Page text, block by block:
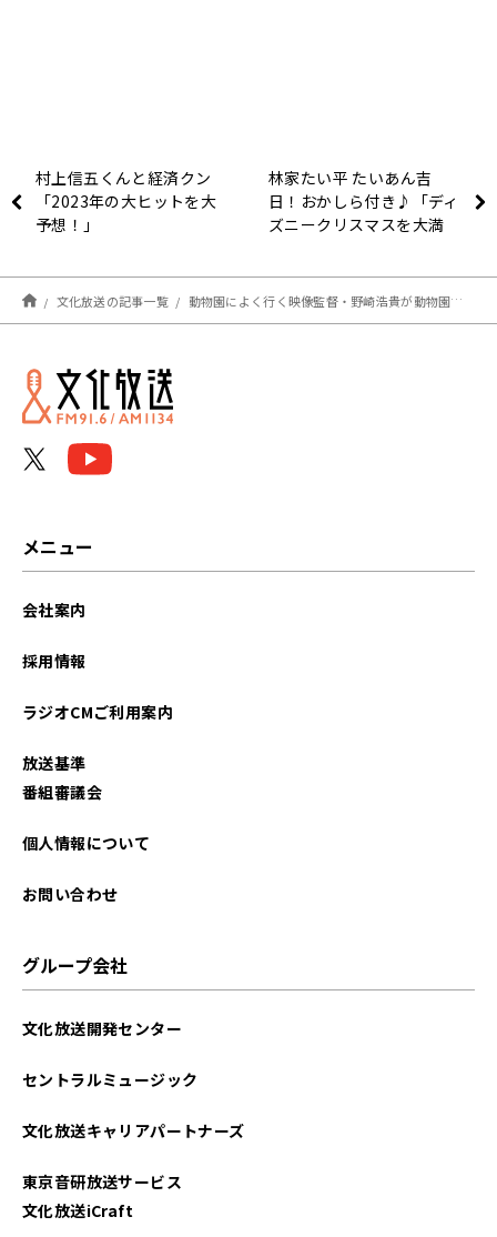
村上信五くんと経済クン
「2023年の大ヒットを大
予想！」
林家たい平 たいあん吉
日！おかしら付き♪「ディ
ズニークリスマスを大満
文化放送の記事一覧 動物園によく行く映像監督・野崎浩貴が動物園を作るとしたら？
メニュー
会社案内
採用情報
ラジオCMご利用案内
放送基準
番組審議会
個人情報について
お問い合わせ
グループ会社
文化放送開発センター
セントラルミュージック
文化放送キャリアパートナーズ
東京音研放送サービス
文化放送iCraft